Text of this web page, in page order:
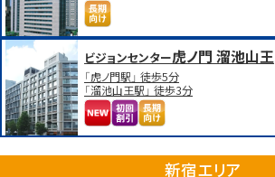
新宿エリア
ビジョンセンター虎ノ門 溜池山王
「虎ノ門駅」 徒歩5分
「溜池山王駅」 徒歩3分